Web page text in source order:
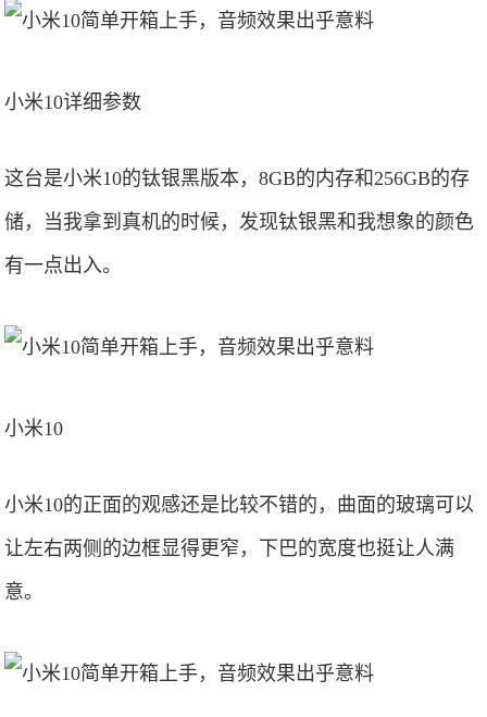
小米10详细参数
这台是小米10的钛银黑版本，8GB的内存和256GB的存
储，当我拿到真机的时候，发现钛银黑和我想象的颜色
有一点出入。
小米10
小米10的正面的观感还是比较不错的，曲面的玻璃可以
让左右两侧的边框显得更窄，下巴的宽度也挺让人满
意。